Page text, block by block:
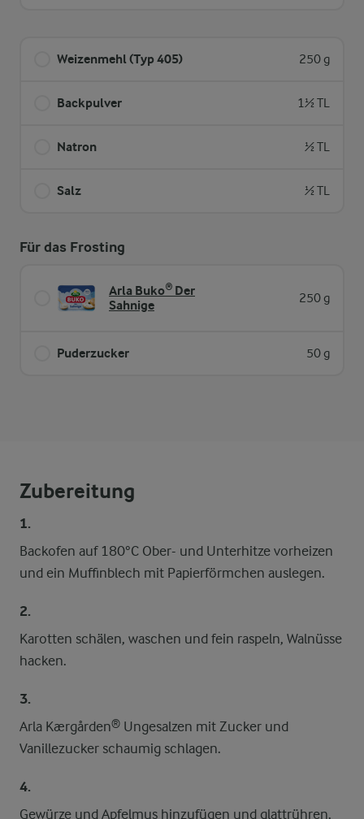
Weizenmehl (Typ 405) 250 g
Backpulver 1½ TL
Natron ½ TL
Salz ½ TL
Für das Frosting
Arla Buko® Der
Sahnige
250 g
Puderzucker 50 g
Zubereitung
1.
Backofen auf 180°C Ober- und Unterhitze vorheizen
und ein Muffinblech mit Papierförmchen auslegen.
2.
Karotten schälen, waschen und fein raspeln, Walnüsse
hacken.
3.
Arla Kærgården® Ungesalzen mit Zucker und
Vanillezucker schaumig schlagen.
4.
Gewürze und Apfelmus hinzufügen und glattrühren,